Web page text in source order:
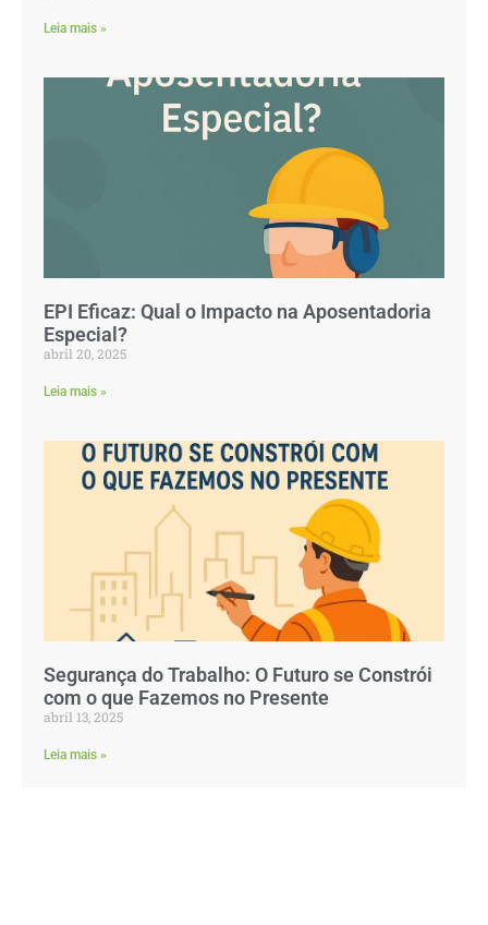
Leia mais »
EPI Eficaz: Qual o Impacto na Aposentadoria
Especial?
abril 20, 2025
Leia mais »
Segurança do Trabalho: O Futuro se Constrói
com o que Fazemos no Presente
abril 13, 2025
Leia mais »